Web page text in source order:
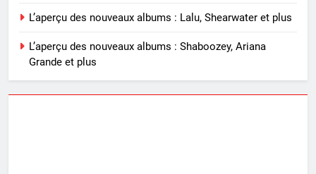
L’aperçu des nouveaux albums : Lalu, Shearwater et plus
L’aperçu des nouveaux albums : Shaboozey, Ariana
Grande et plus